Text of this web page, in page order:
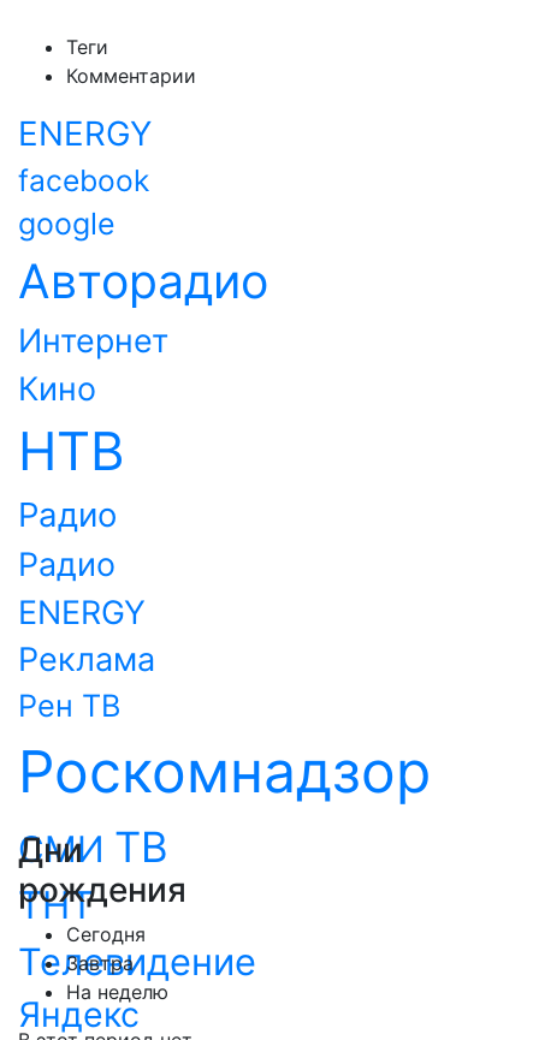
Теги
Комментарии
ENERGY
facebook
google
Авторадио
Интернет
Кино
НТВ
Радио
Радио
ENERGY
Реклама
Рен ТВ
Роскомнадзор
СМИ ТВ
ТНТ
Телевидение
Яндекс
Дни
рождения
Сегодня
Завтра
На неделю